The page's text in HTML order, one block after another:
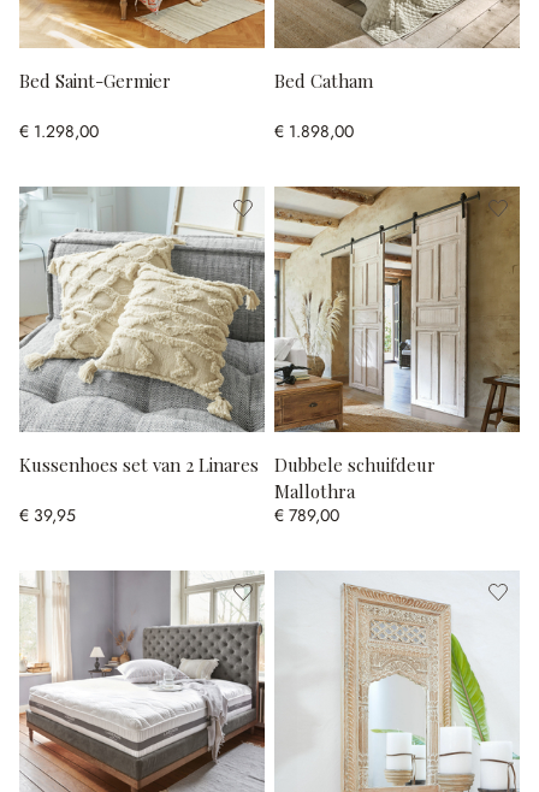
Bed Saint-Germier
€ 1.298,00
Bed Catham
€ 1.898,00
Kussenhoes set van 2 Linares
€ 39,95
Dubbele schuifdeur
Mallothra
€ 789,00